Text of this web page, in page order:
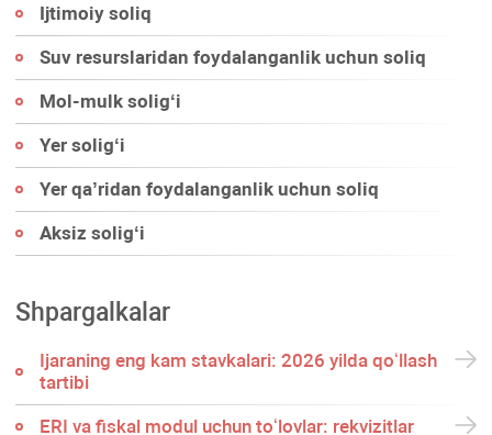
Ijtimoiy soliq
Suv resurslaridan foydalanganlik uchun soliq
Mol-mulk soligʻi
Yer soligʻi
Yer qa’ridan foydalanganlik uchun soliq
Aksiz soligʻi
Shpargalkalar
Ijaraning eng kam stavkalari: 2026 yilda qoʻllash
tartibi
ERI va fiskal modul uchun toʻlovlar: rekvizitlar